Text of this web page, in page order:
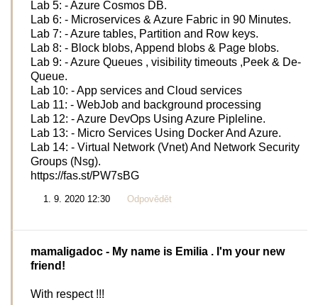
Lab 5: - Azure Cosmos DB.
Lab 6: - Microservices & Azure Fabric in 90 Minutes.
Lab 7: - Azure tables, Partition and Row keys.
Lab 8: - Block blobs, Append blobs & Page blobs.
Lab 9: - Azure Queues , visibility timeouts ,Peek & De-
Queue.
Lab 10: - App services and Cloud services
Lab 11: - WebJob and background processing
Lab 12: - Azure DevOps Using Azure Pipleline.
Lab 13: - Micro Services Using Docker And Azure.
Lab 14: - Virtual Network (Vnet) And Network Security
Groups (Nsg).
https://fas.st/PW7sBG
1. 9. 2020 12:30 Odpovědět
mamaligadoc - My name is Emilia . I'm your new
friend!
With respect !!!